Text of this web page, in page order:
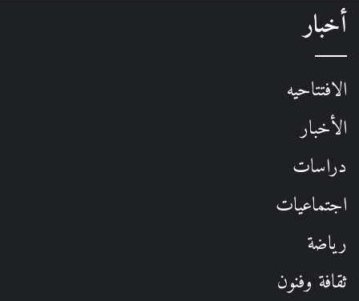
أخبار
الافتتاحيه
الأخبار
دراسات
اجتماعيات
رياضة
ثقافة وفنون